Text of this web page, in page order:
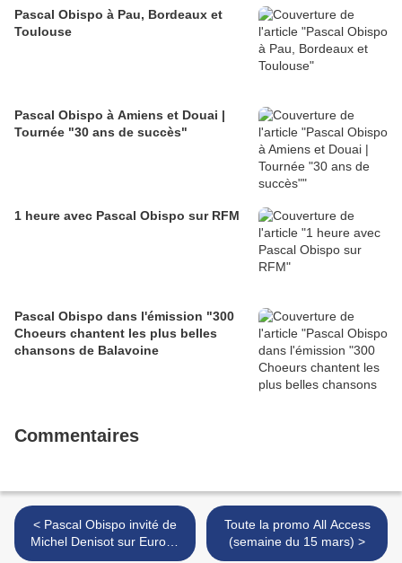
Pascal Obispo à Pau, Bordeaux et
Toulouse
Pascal Obispo à Amiens et Douai |
Tournée "30 ans de succès"
1 heure avec Pascal Obispo sur RFM
Pascal Obispo dans l'émission "300
Choeurs chantent les plus belles
chansons de Balavoine
Commentaires
< Pascal Obispo invité de
Michel Denisot sur Europe
1
Toute la promo All Access
(semaine du 15 mars) >